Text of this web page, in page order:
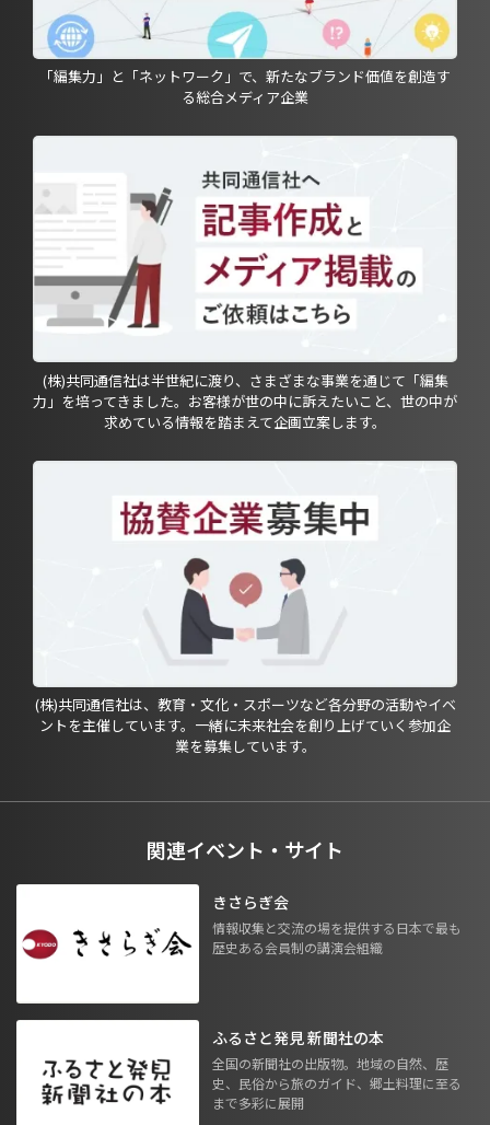
「編集力」と「ネットワーク」で、新たなブランド価値を創造す
る総合メディア企業
(株)共同通信社は半世紀に渡り、さまざまな事業を通じて「編集
力」を培ってきました。お客様が世の中に訴えたいこと、世の中が
求めている情報を踏まえて企画立案します。
(株)共同通信社は、教育・文化・スポーツなど各分野の活動やイベ
ントを主催しています。一緒に未来社会を創り上げていく参加企
業を募集しています。
関連イベント・サイト
きさらぎ会
情報収集と交流の場を提供する日本で最も
歴史ある会員制の講演会組織
ふるさと発見 新聞社の本
全国の新聞社の出版物。地域の自然、歴
史、民俗から旅のガイド、郷土料理に至る
まで多彩に展開